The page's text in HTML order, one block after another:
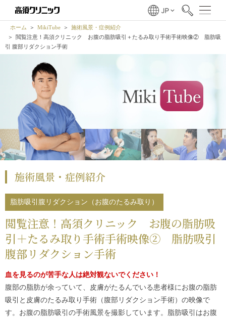
ホーム MikiTube
施術風景・症例紹介
閲覧注意！高須クリニック お腹の脂肪吸引＋たるみ取り手術手術映像② 脂肪吸
引 腹部リダクション手術
施術風景・症例紹介
脂肪吸引 腹リダクション（お腹のたるみ取り）
閲覧注意！高須クリニック お腹の脂肪吸
引＋たるみ取り手術手術映像② 脂肪吸引
腹部リダクション手術
血を見るのが苦手な人は絶対観ないでください！
腹部の脂肪が余っていて、皮膚がたるんでいる患者様にお腹の脂肪
吸引と皮膚のたるみ取り手術（腹部リダクション手術）の映像で
す。お腹の脂肪吸引の手術風景を撮影しています。脂肪吸引はお腹